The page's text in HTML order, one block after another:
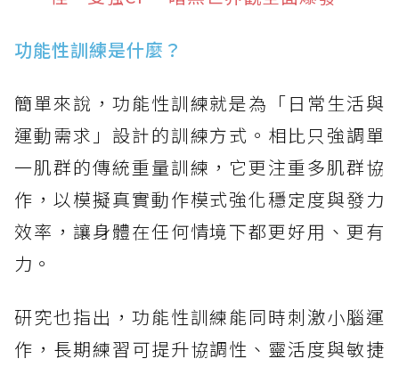
功能性訓練是什麼？
簡單來說，功能性訓練就是為「日常生活與
運動需求」設計的訓練方式。相比只強調單
一肌群的傳統重量訓練，它更注重多肌群協
作，以模擬真實動作模式強化穩定度與發力
效率，讓身體在任何情境下都更好用、更有
力。
研究也指出，功能性訓練能同時刺激小腦運
作，長期練習可提升協調性、靈活度與敏捷